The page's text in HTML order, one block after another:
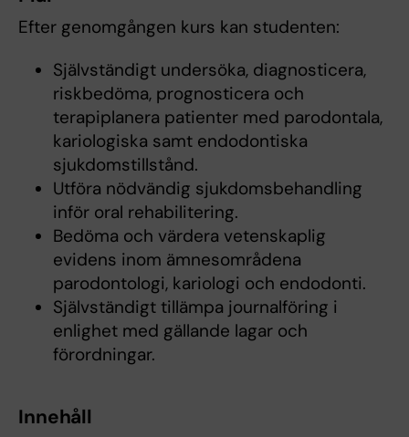
Efter genomgången kurs kan studenten:
Självständigt undersöka, diagnosticera,
riskbedöma, prognosticera och
terapiplanera patienter med parodontala,
kariologiska samt endodontiska
sjukdomstillstånd.
Utföra nödvändig sjukdomsbehandling
inför oral rehabilitering.
Bedöma och värdera vetenskaplig
evidens inom ämnesområdena
parodontologi, kariologi och endodonti.
Självständigt tillämpa journalföring i
enlighet med gällande lagar och
förordningar.
Innehåll